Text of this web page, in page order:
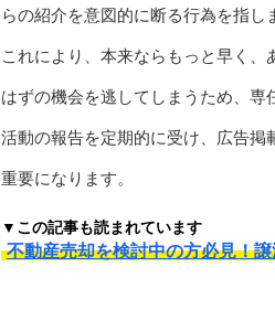
らの紹介を意図的に断る行為を指し
これにより、本来ならもっと早く、
はずの機会を逃してしまうため、専
活動の報告を定期的に受け、広告掲
重要になります。
▼この記事も読まれています
不動産売却を検討中の方必見！